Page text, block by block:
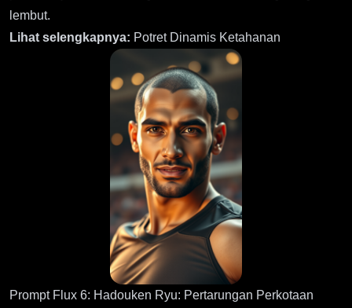
lembut.
Lihat selengkapnya: Potret Dinamis Ketahanan
Prompt Flux 6: Hadouken Ryu: Pertarungan Perkotaan